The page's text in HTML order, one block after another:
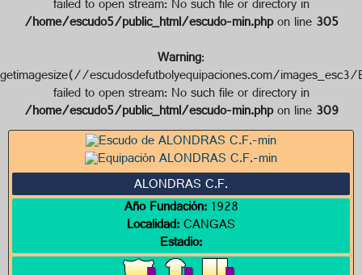
failed to open stream: No such file or directory in
/home/escudo5/public_html/escudo-min.phpon line305
Warning:
getimagesize(//escudosdefutbolyequipaciones.com/
failed to open stream: No such file or directory in
/home/escudo5/public_html/escudo-min.phpon line309
ALONDRAS C.F.
Año Fundación:1928
Localidad:CANGAS
Estadio: